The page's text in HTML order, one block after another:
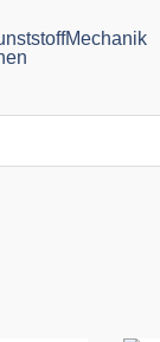
Mechanik